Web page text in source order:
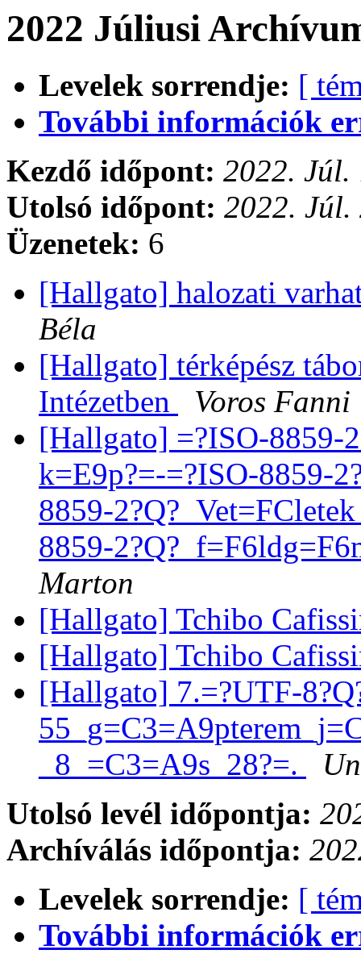
2022 Júliusi
Levelek sorrendje: [
További információk
Kezdő időpont: 2022. Júl.
Utolsó időpont: 2022. Júl.
Üzenetek: 6
[Hallgato] halozati
Béla
[Hallgato] térképész
Intézetben
Voros Fanni
[Hallgato] =?ISO-8859-
k=E9p?=-=?ISO-8859-
8859-
8859-
Marton
[Hallgato] Tchibo
[Hallgato] Tchibo
[Hallgato] 7.=?UTF-
_8_=C3=A9s_28?=.
Utolsó levél időpontja:
Archíválás időpontja:
Levelek sorrendje: [
További információk